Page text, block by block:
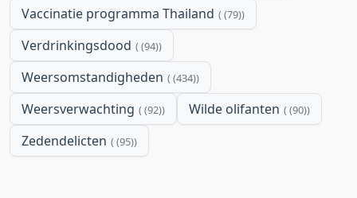
Vaccinatie programma Thailand (79)
Verdrinkingsdood (94)
Weersomstandigheden (434)
Weersverwachting (92) Wilde olifanten (90)
Zedendelicten (95)